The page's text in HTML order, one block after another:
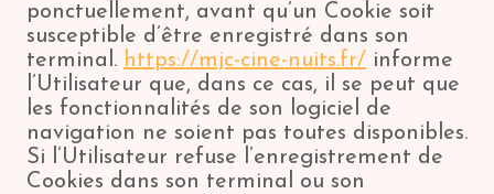
ponctuellement, avant qu’un Cookie soit
susceptible d’être enregistré dans son
terminal. https://mjc-cine-nuits.fr/ informe
l’Utilisateur que, dans ce cas, il se peut que
les fonctionnalités de son logiciel de
navigation ne soient pas toutes disponibles.
Si l’Utilisateur refuse l’enregistrement de
Cookies dans son terminal ou son